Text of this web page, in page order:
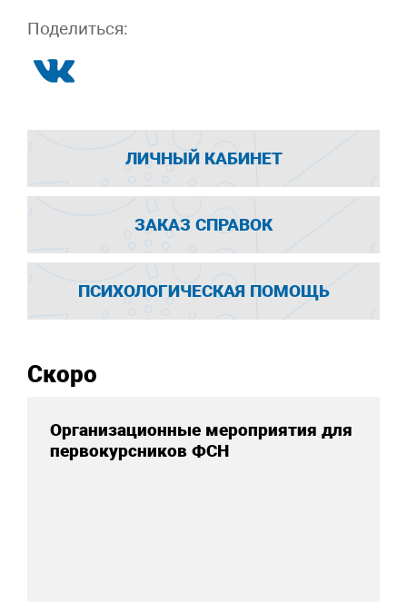
Поделиться:
ЛИЧНЫЙ КАБИНЕТ
ЗАКАЗ СПРАВОК
ПСИХОЛОГИЧЕСКАЯ ПОМОЩЬ
Скоро
Организационные мероприятия для
первокурсников ФСН